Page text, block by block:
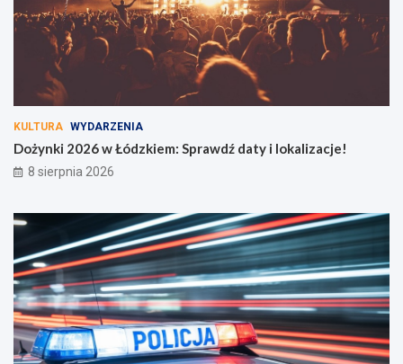
KULTURA WYDARZENIA
Dożynki 2026 w Łódzkiem: Sprawdź daty i lokalizacje!
8 sierpnia 2026